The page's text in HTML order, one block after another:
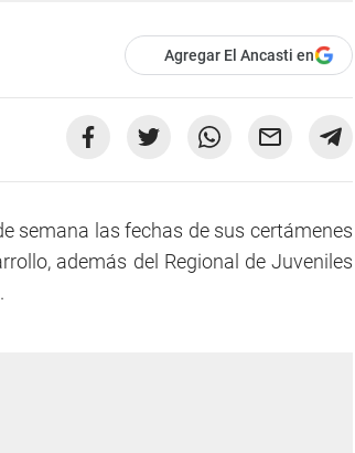
Agregar El Ancasti en
semana las fechas de sus certámenes
además del Regional de Juveniles